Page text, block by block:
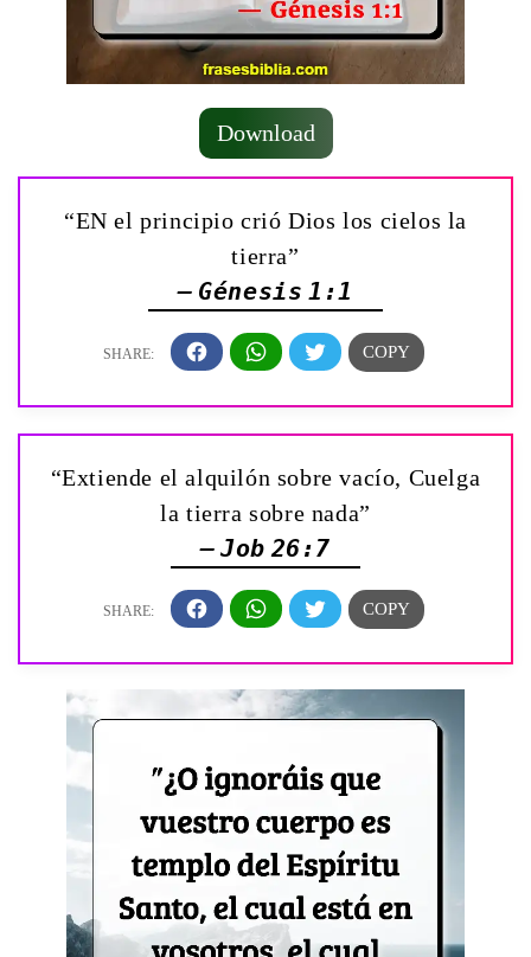
Download
“EN el principio crió Dios los cielos la
tierra”
— Génesis 1:1
“Extiende el alquilón sobre vacío, Cuelga
la tierra sobre nada”
— Job 26:7